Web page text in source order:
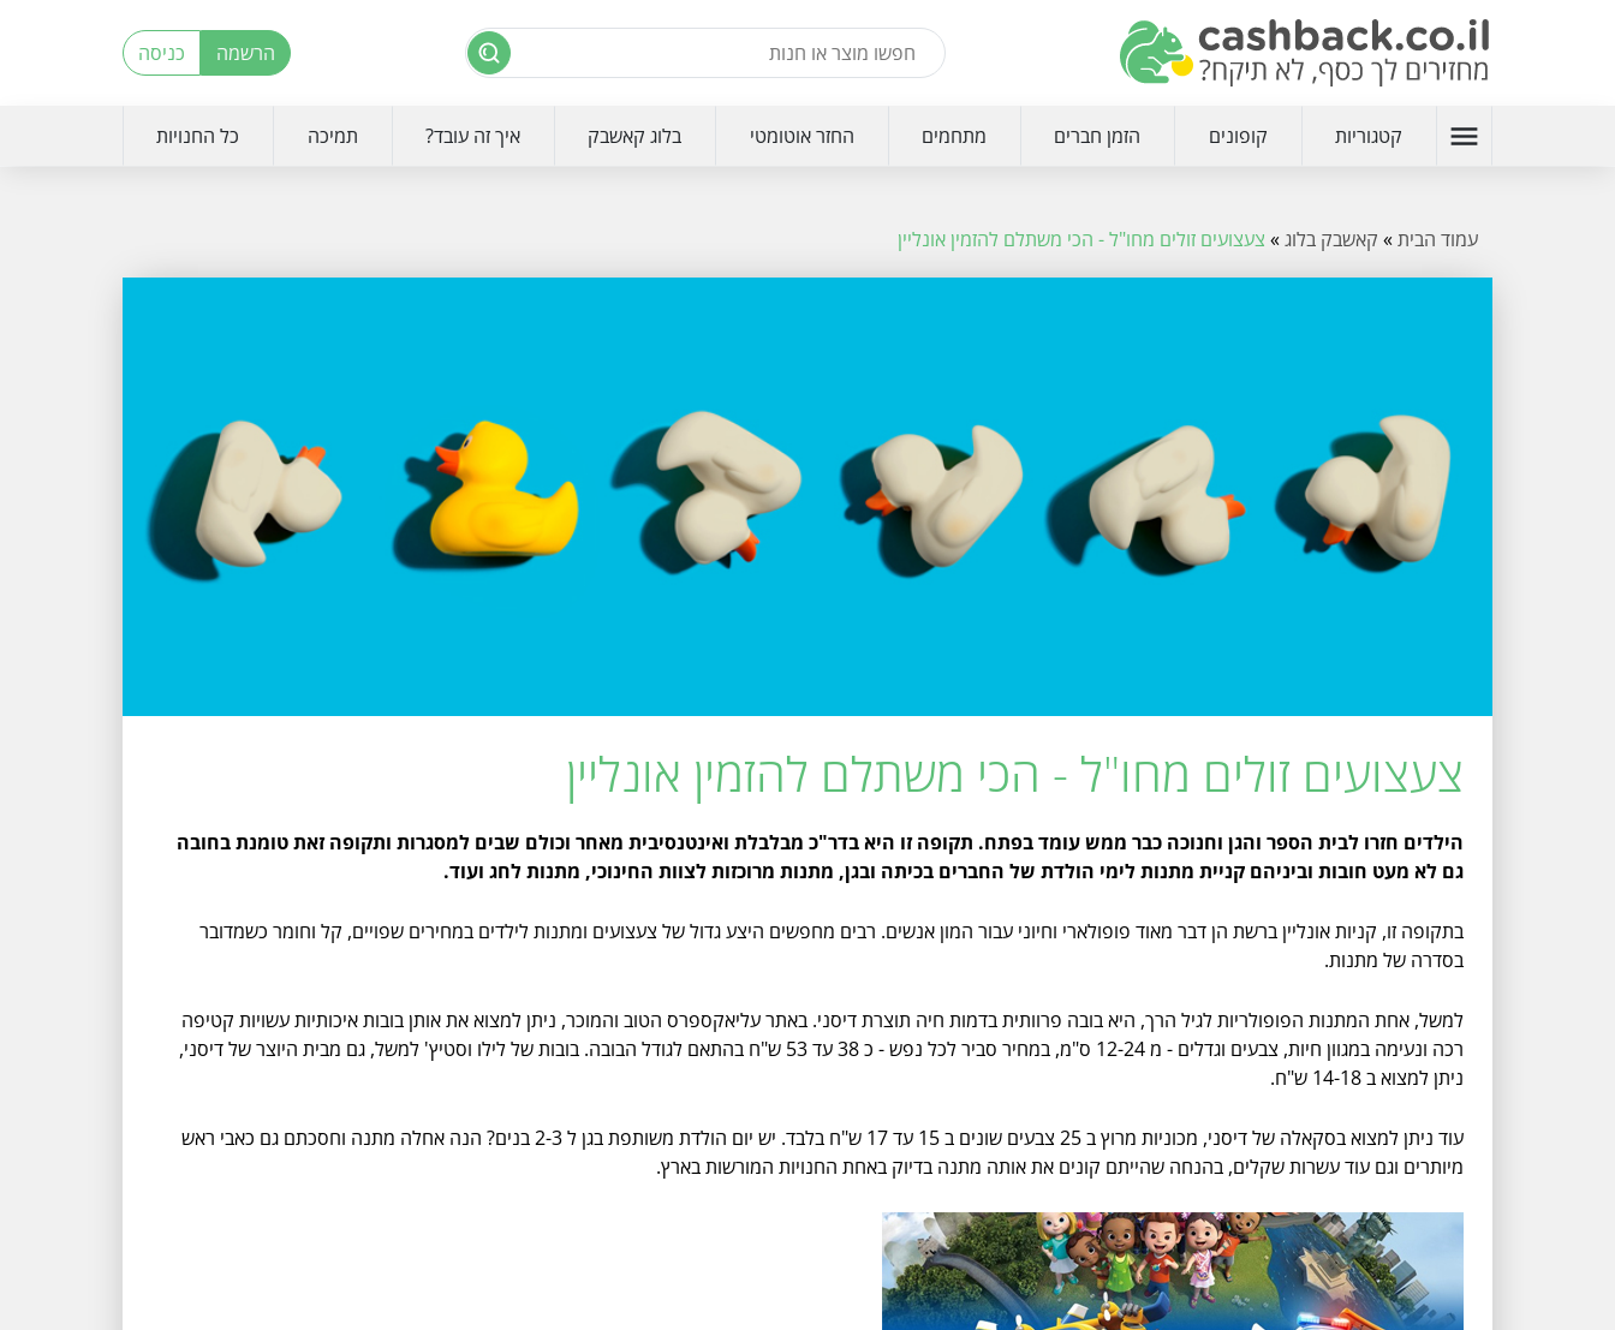
הרשמה כניסה
menu קטגוריות קופונים הזמן חברים מתחמים החזר אוטומטי בלוג קאשבק איך זה עובד? תמיכה כל החנויות
עמוד הבית» קאשבק בלוג» צעצועים זולים מחו"ל - הכי משתלם להזמין אונליין
צעצועים זולים מחו"ל - הכי משתלם להזמין אונליין
הילדים חזרו לבית הספר והגן וחנוכה כבר ממש עומד בפתח. תקופה זו היא בדר"כ מבלבלת ואינטנסיבית מאחר וכולם שבים למסגרות ותקופה זאת טומנת בחובה
גם לא מעט חובות וביניהם קניית מתנות לימי הולדת של החברים בכיתה ובגן, מתנות מרוכזות לצוות החינוכי, מתנות לחג ועוד.
בתקופה זו, קניות אונליין ברשת הן דבר מאוד פופולארי וחיוני עבור המון אנשים. רבים מחפשים היצע גדול של צעצועים ומתנות לילדים במחירים שפויים, קל וחומר כשמדובר
בסדרה של מתנות.
למשל, אחת המתנות הפופולריות לגיל הרך, היא בובה פרוותית בדמות חיה תוצרת דיסני. באתר עליאקספרס הטוב והמוכר, ניתן למצוא את אותן בובות איכותיות עשויות קטיפה
רכה ונעימה במגוון חיות, צבעים וגדלים - מ 12-24 ס"מ, במחיר סביר לכל נפש - כ 38 עד 53 ש"ח בהתאם לגודל הבובה. בובות של לילו וסטיץ' למשל, גם מבית היוצר של דיסני,
ניתן למצוא ב 14-18 ש"ח.
עוד ניתן למצוא בסקאלה של דיסני, מכוניות מרוץ ב 25 צבעים שונים ב 15 עד 17 ש"ח בלבד. יש יום הולדת משותפת בגן ל 2-3 בנים? הנה אחלה מתנה וחסכתם גם כאבי ראש
מיותרים וגם עוד עשרות שקלים, בהנחה שהייתם קונים את אותה מתנה בדיוק באחת החנויות המורשות בארץ.